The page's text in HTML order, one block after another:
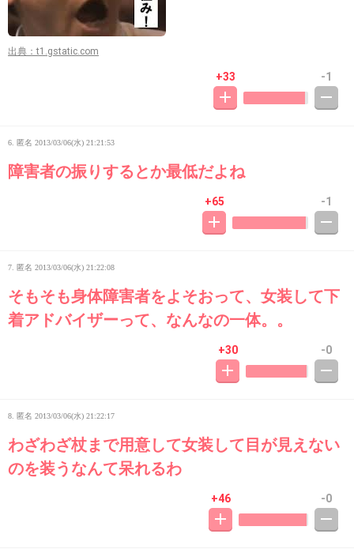
出典：t1.gstatic.com
+33 -1
6. 匿名 2013/03/06(水) 21:21:53
障害者の振りするとか最低だよね
+65 -1
7. 匿名 2013/03/06(水) 21:22:08
そもそも身体障害者をよそおって、女装して下
着アドバイザーって、なんなの一体。。
+30 -0
8. 匿名 2013/03/06(水) 21:22:17
わざわざ杖まで用意して女装して目が見えない
のを装うなんて呆れるわ
+46 -0